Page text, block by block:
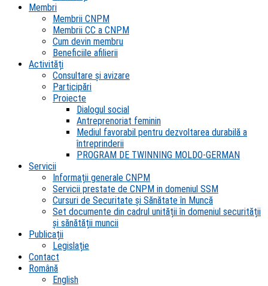
Membri
Membrii CNPM
Membrii CC a CNPM
Cum devin membru
Beneficiile afilierii
Activități
Consultare și avizare
Participări
Proiecte
Dialogul social
Antreprenoriat feminin
Mediul favorabil pentru dezvoltarea durabilă a
întreprinderii
PROGRAM DE TWINNING MOLDO-GERMAN
Servicii
Informații generale CNPM
Servicii prestate de CNPM in domeniul SSM
Cursuri de Securitate și Sănătate în Muncă
Set documente din cadrul unității în domeniul securității
și sănătății muncii
Publicații
Legislație
Contact
Română
English